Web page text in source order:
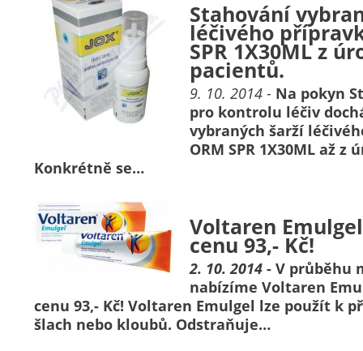
Stahování
léčivého
SPR 1X30ML z
pacientů.
9. 10. 2014 - Na pokyn
pro kontrolu léčiv
vybraných šarží
ORM SPR 1X30ML až
Konkrétně se…
Voltaren
cenu 93,- Kč!
2. 10. 2014 - V průběhu
nabízíme Voltaren
cenu 93,- Kč! Voltaren Emulgel lze použít k
šlach nebo kloubů. Odstraňuje…